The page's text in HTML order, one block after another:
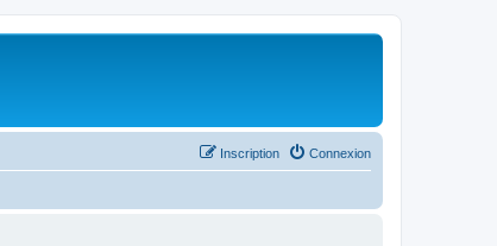
Connexion
Inscription